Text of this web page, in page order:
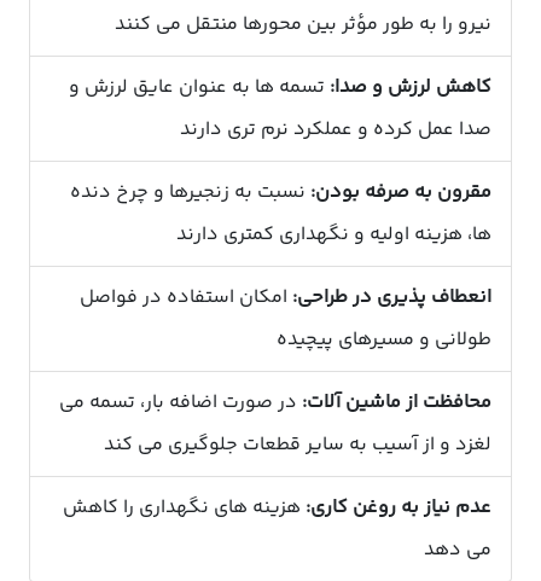
نیرو را به طور مؤثر بین محورها منتقل می کنند
کاهش لرزش و صدا: تسمه ها به عنوان عایق لرزش و
صدا عمل کرده و عملکرد نرم تری دارند
مقرون به صرفه بودن: نسبت به زنجیرها و چرخ دنده
ها، هزینه اولیه و نگهداری کمتری دارند
انعطاف پذیری در طراحی: امکان استفاده در فواصل
طولانی و مسیرهای پیچیده
محافظت از ماشین آلات: در صورت اضافه بار، تسمه می
لغزد و از آسیب به سایر قطعات جلوگیری می کند
عدم نیاز به روغن کاری: هزینه های نگهداری را کاهش
می دهد